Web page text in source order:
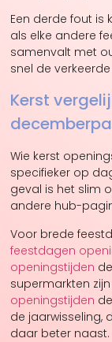
Een derde fout is
als elke andere
samenvalt met
snel de
Kerst
Wie kerst
specifieker op
geval is het slim
andere hub-
Voor brede
feestdagen
openingstijden
supermarkten
openingstijden
de jaarwisseling,
daar beter naast.